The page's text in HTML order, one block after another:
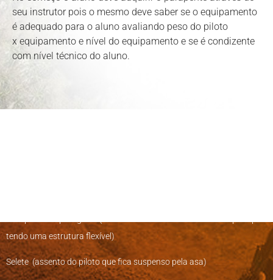
seu instrutor pois o mesmo deve saber se o equipamento
é adequado para o aluno avaliando peso do piloto
x equipamento e nível do equipamento e se é condizente
com nível técnico do aluno.
tendo uma estrutura flexível)
Selete (assento do piloto que fica suspenso pela asa)